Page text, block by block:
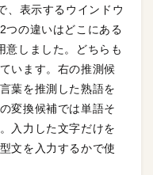
、表示するウインドウ
つの違いはどこにある
意しました。どちらも
います。右の推測候
葉を推測した熟語を
変換候補では単語そ
入力した文字だけを
文を入力するかで使